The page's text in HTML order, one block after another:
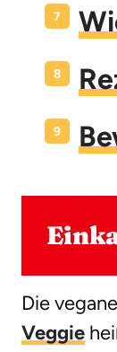
Die
Veggie